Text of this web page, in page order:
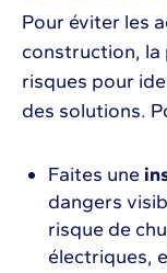
Pour éviter les
construction, la
risques pour
des solutions.
Faites une
dangers
risque de
électriques,